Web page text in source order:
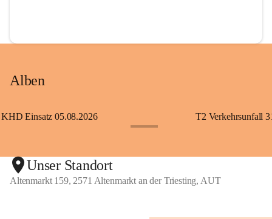
Alben
KHD Einsatz 05.08.2026 T2 Verkehrsunfall
Unser Standort
Altenmarkt 159, 2571 Altenmarkt an der Triesting, AUT